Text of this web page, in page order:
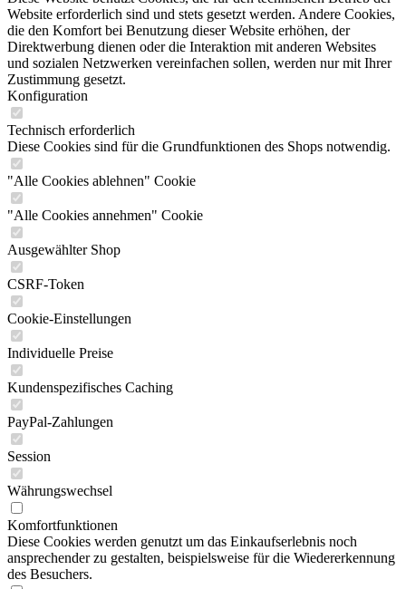
Website erforderlich sind und stets gesetzt werden. Andere Cookies,
die den Komfort bei Benutzung dieser Website erhöhen, der
Direktwerbung dienen oder die Interaktion mit anderen Websites
und sozialen Netzwerken vereinfachen sollen, werden nur mit Ihrer
Zustimmung gesetzt.
Konfiguration
Technisch erforderlich
Diese Cookies sind für die Grundfunktionen des Shops notwendig.
"Alle Cookies ablehnen" Cookie
"Alle Cookies annehmen" Cookie
Ausgewählter Shop
CSRF-Token
Cookie-Einstellungen
Individuelle Preise
Kundenspezifisches Caching
PayPal-Zahlungen
Session
Währungswechsel
Komfortfunktionen
Diese Cookies werden genutzt um das Einkaufserlebnis noch
ansprechender zu gestalten, beispielsweise für die Wiedererkennung
des Besuchers.